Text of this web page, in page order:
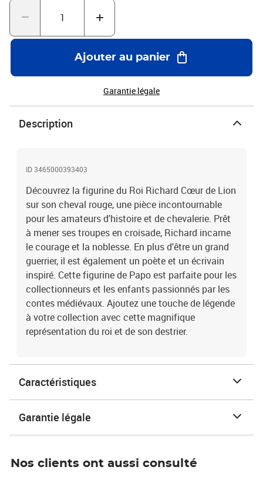
Ajouter au panier
Garantie légale
Description
ID 3465000393403
Découvrez la figurine du Roi Richard Cœur de Lion
sur son cheval rouge, une pièce incontournable
pour les amateurs d'histoire et de chevalerie. Prêt
à mener ses troupes en croisade, Richard incarne
le courage et la noblesse. En plus d'être un grand
guerrier, il est également un poète et un écrivain
inspiré. Cette figurine de Papo est parfaite pour les
collectionneurs et les enfants passionnés par les
contes médiévaux. Ajoutez une touche de légende
à votre collection avec cette magnifique
représentation du roi et de son destrier.
Caractéristiques
Garantie légale
Nos clients ont aussi consulté